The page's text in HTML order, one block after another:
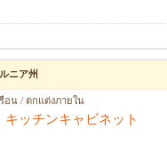
ニア州
รือน / ตกแต่งภายใน
ッチンキャビネット